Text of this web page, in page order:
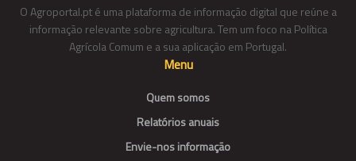
O Agroportal.pt é uma plataforma de informação digital que reúne a
informação relevante sobre agricultura. Tem um foco na Política
Agrícola Comum e a sua aplicação em Portugal.
Menu
Quem somos
Relatórios anuais
Envie-nos informação